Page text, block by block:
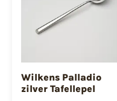
Wilkens Palladio
zilver Tafellepel